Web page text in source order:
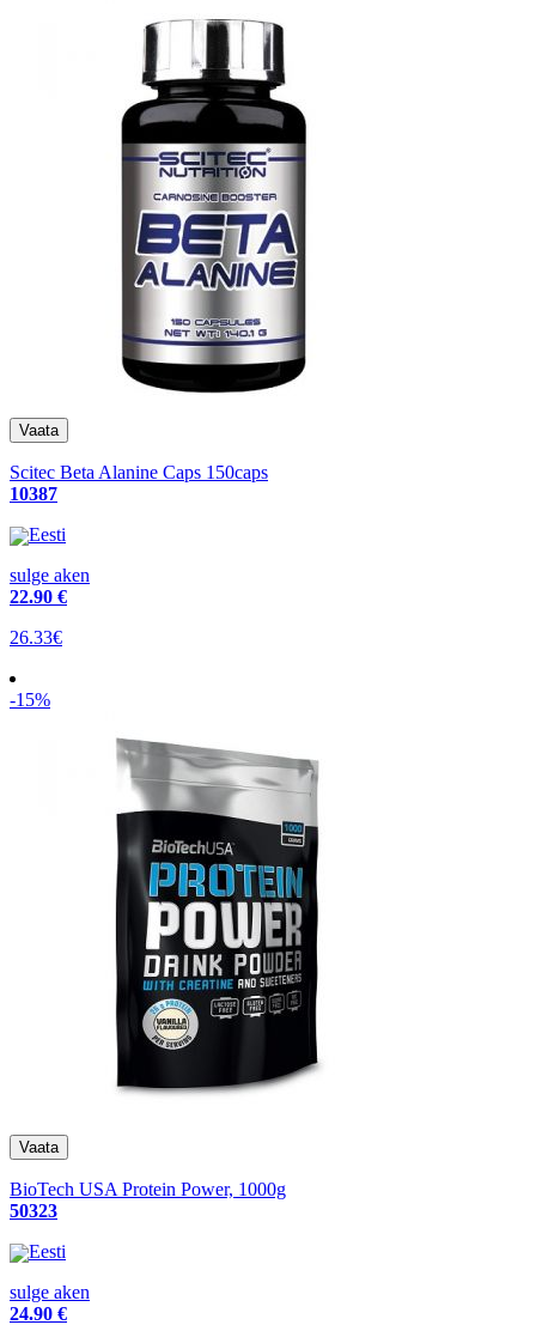
Scitec Beta Alanine Caps 150caps
10387
Eesti
sulge aken
22.90 €
26.33€
-15%
BioTech USA Protein Power, 1000g
50323
Eesti
sulge aken
24.90 €